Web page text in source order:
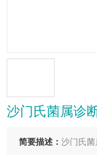
沙门氏菌属诊
简要描述：沙门氏